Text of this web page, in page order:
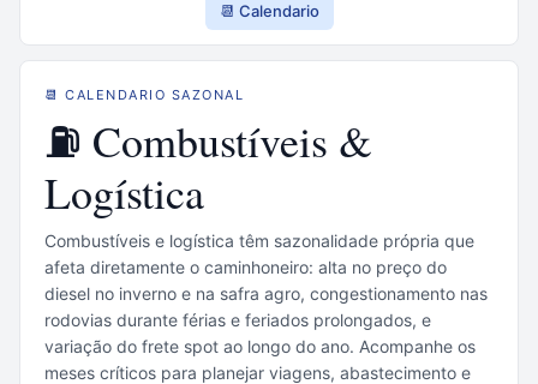
📆 Calendario
📆 CALENDARIO SAZONAL
⛽ Combustíveis &
Logística
Combustíveis e logística têm sazonalidade própria que
afeta diretamente o caminhoneiro: alta no preço do
diesel no inverno e na safra agro, congestionamento nas
rodovias durante férias e feriados prolongados, e
variação do frete spot ao longo do ano. Acompanhe os
meses críticos para planejar viagens, abastecimento e